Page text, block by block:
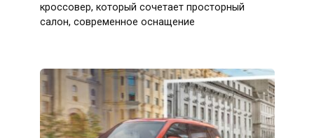
кроссовер, который сочетает просторный
салон, современное оснащение